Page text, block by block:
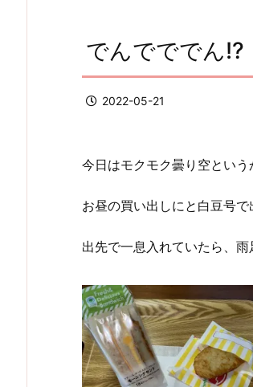
でんでででん!?
2022-05-21
今日はモクモク曇り空とい
お昼の買い出しにと白豆号
出先で一息入れていたら、